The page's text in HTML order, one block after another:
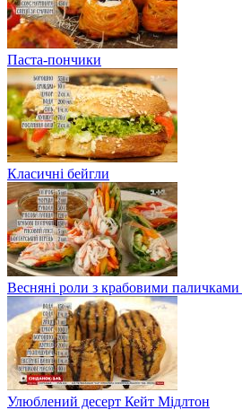
Паста-пончики
Класичні бейгли
Весняні роли з крабовими паличками
Улюблений десерт Кейт Мідлтон